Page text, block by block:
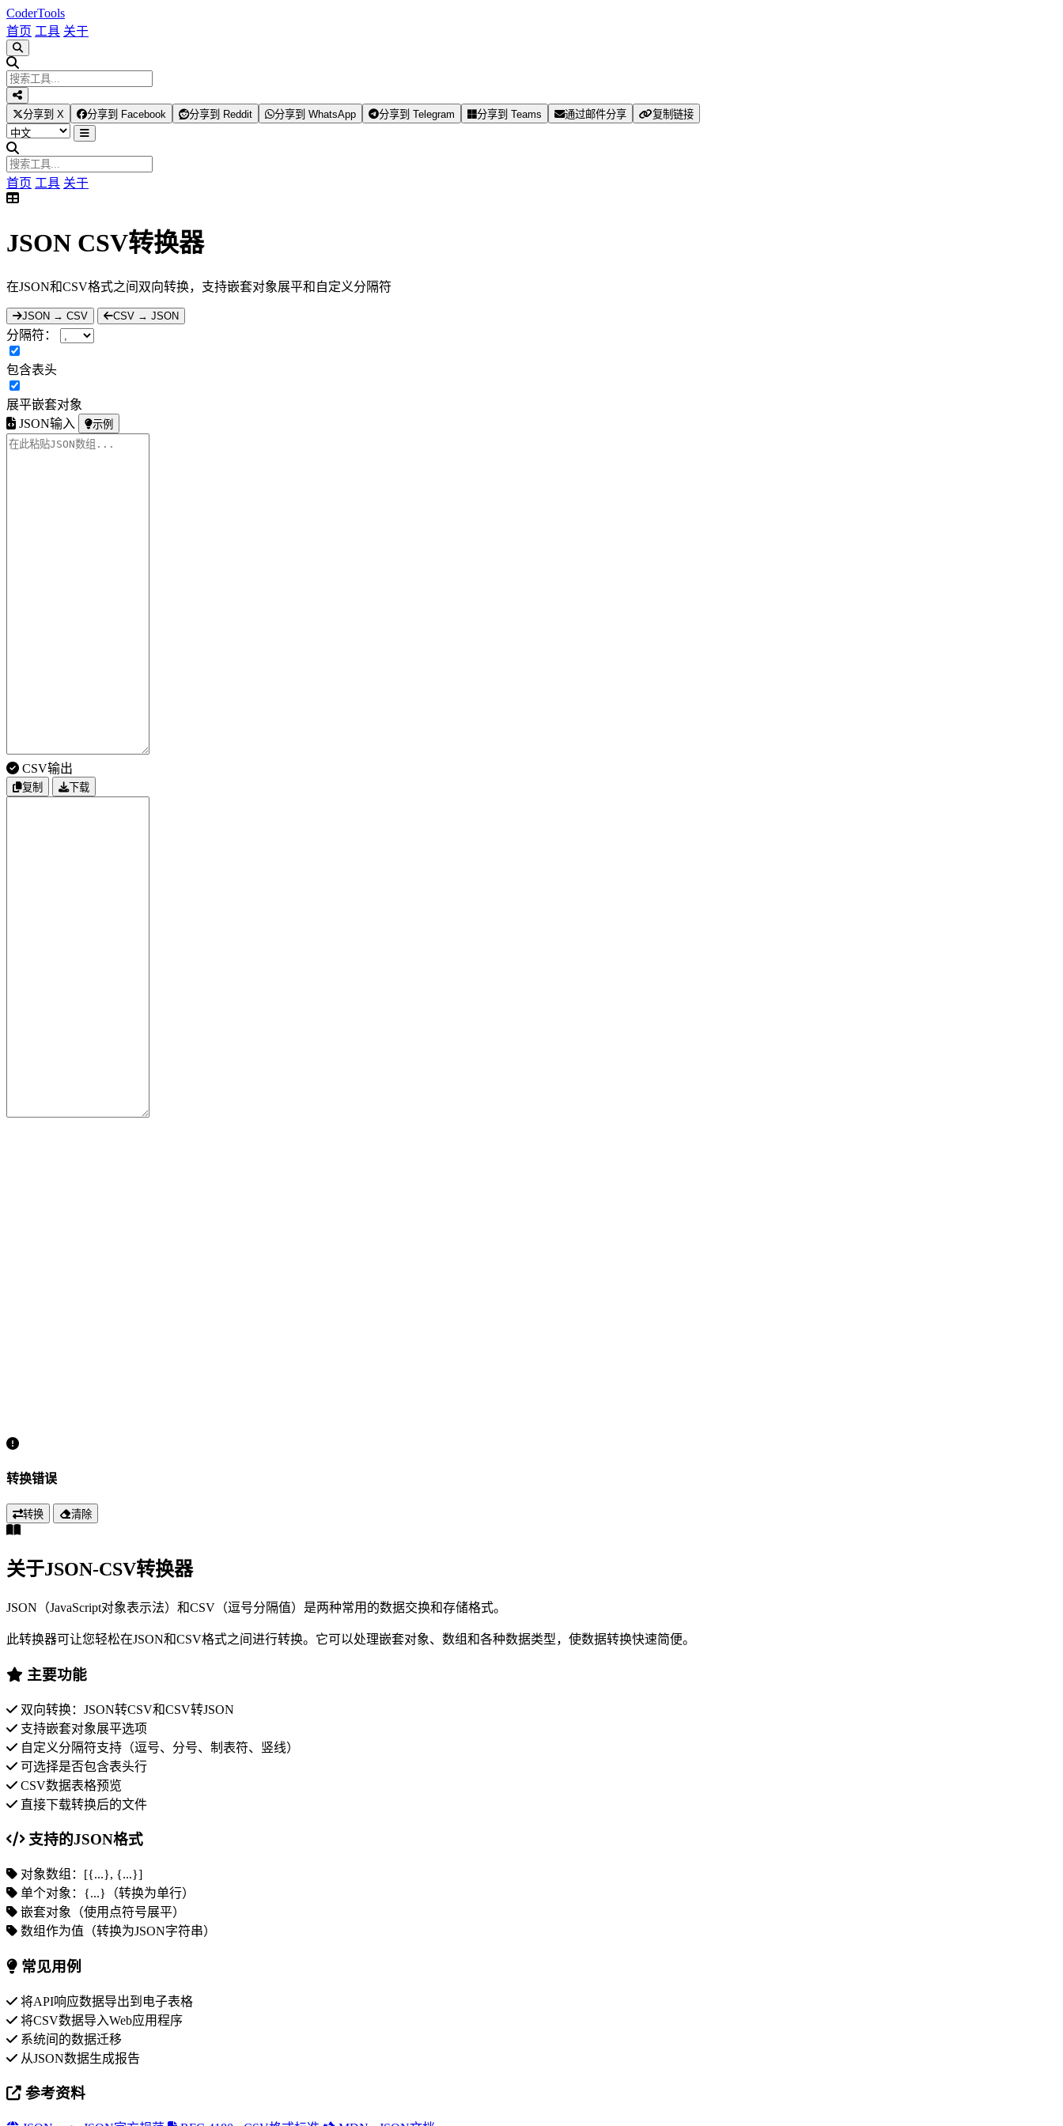
CoderTools
首页 工具 关于
分享到 X 分享到 Facebook 分享到 Reddit 分享到 WhatsApp 分享到 Telegram 分享到 Teams 通过邮件分享 复制链接
首页 工具 关于
JSON CSV转换器
在JSON和CSV格式之间双向转换，支持嵌套对象展平和自定义分隔符
JSON → CSV CSV → JSON
分隔符：
包含表头
展平嵌套对象
JSON输入
示例
CSV输出
复制 下载
转换错误
转换 清除
关于JSON-CSV转换器
JSON（JavaScript对象表示法）和CSV（逗号分隔值）是两种常用的数据交换和存储格式。
此转换器可让您轻松在JSON和CSV格式之间进行转换。它可以处理嵌套对象、数组和各种数据类型，使数据转换快速简便。
主要功能
双向转换：JSON转CSV和CSV转JSON
支持嵌套对象展平选项
自定义分隔符支持（逗号、分号、制表符、竖线）
可选择是否包含表头行
CSV数据表格预览
直接下载转换后的文件
支持的JSON格式
对象数组：[{...}, {...}]
单个对象：{...}（转换为单行）
嵌套对象（使用点符号展平）
数组作为值（转换为JSON字符串）
常见用例
将API响应数据导出到电子表格
将CSV数据导入Web应用程序
系统间的数据迁移
从JSON数据生成报告
参考资料